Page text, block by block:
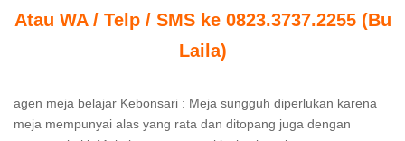
Atau WA / Telp / SMS ke 0823.3737.2255 (Bu
Laila)
agen meja belajar Kebonsari : Meja sungguh diperlukan karena
meja mempunyai alas yang rata dan ditopang juga dengan